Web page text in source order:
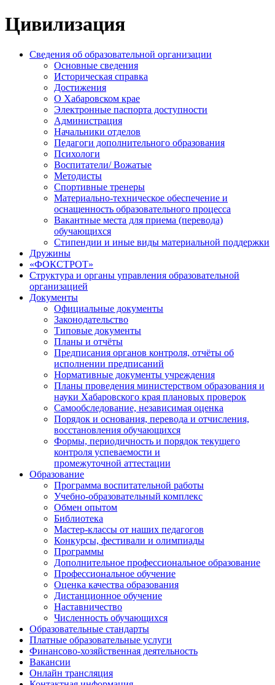
Цивилизация
Сведения об образовательной организации
Основные сведения
Историческая справка
Достижения
О Хабаровском крае
Электронные паспорта доступности
Администрация
Начальники отделов
Педагоги дополнительного образования
Психологи
Воспитатели/ Вожатые
Методисты
Спортивные тренеры
Материально-техническое обеспечение и
оснащенность образовательного процесса
Вакантные места для приема (перевода)
обучающихся
Стипендии и иные виды материальной поддержки
Дружины
«ФОКСТРОТ»
Структура и органы управления образовательной
организацией
Документы
Официальные документы
Законодательство
Типовые документы
Планы и отчёты
Предписания органов контроля, отчёты об
исполнении предписаний
Нормативные документы учреждения
Планы проведения министерством образования и
науки Хабаровского края плановых проверок
Самообследование, независимая оценка
Порядок и основания, перевода и отчисления,
восстановления обучающихся
Формы, периодичность и порядок текущего
контроля успеваемости и
промежуточной аттестации
Образование
Программа воспитательной работы
Учебно-образовательный комплекс
Обмен опытом
Библиотека
Мастер-классы от наших педагогов
Конкурсы, фестивали и олимпиады
Программы
Дополнительное профессиональное образование
Профессиональное обучение
Оценка качества образования
Дистанционное обучение
Наставничество
Численность обучающихся
Образовательные стандарты
Платные образовательные услуги
Финансово-хозяйственная деятельность
Вакансии
Онлайн трансляция